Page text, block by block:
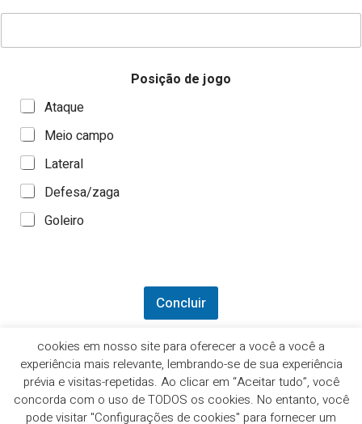
Posição de jogo
Ataque
Meio campo
Lateral
Defesa/zaga
Goleiro
Concluir
© 2026 Riachão do Bacamarte. Created for free using
cookies em nosso site para oferecer a você a você a
experiência mais relevante, lembrando-se de sua experiência
prévia e visitas-repetidas. Ao clicar em “Aceitar tudo”, você
concorda com o uso de TODOS os cookies. No entanto, você
pode visitar "Configurações de cookies" para fornecer um